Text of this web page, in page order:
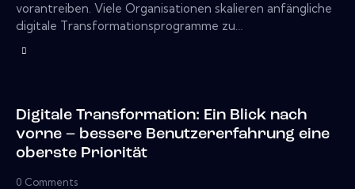
vorantreiben. Viele Organisationen skalieren anfängliche
digitale Transformationsprogramme zu…
Digitale Transformation: Ein Blick nach
vorne – bessere Benutzererfahrung eine
oberste Priorität
0 Comments